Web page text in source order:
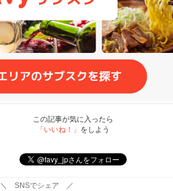
この記事が気に入ったら
「いいね！」 をしよう
＼ SNSでシェア ／